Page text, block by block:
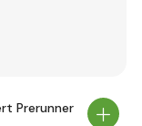
Prerunner